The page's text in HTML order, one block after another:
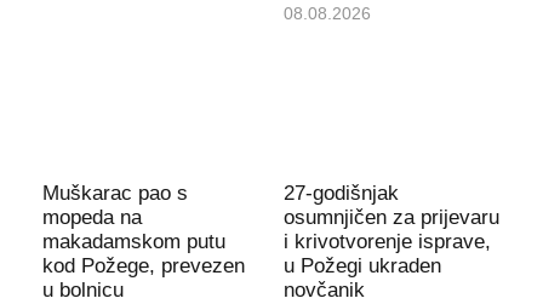
08.08.2026
Muškarac pao s
mopeda na
makadamskom putu
kod Požege, prevezen
u bolnicu
27-godišnjak
osumnjičen za prijevaru
i krivotvorenje isprave,
u Požegi ukraden
novčanik